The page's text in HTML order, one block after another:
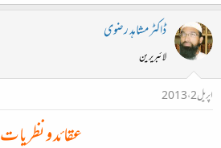
ڈاکٹر مشاہد رضوی
لائبریرین
اپریل 2، 2013
عقائد و نظریات